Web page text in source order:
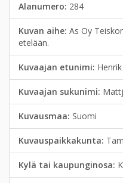
Alanumero: 284
Kuvan aihe: As Oy
etelään.
Kuvaajan etunimi: Henrik
Kuvaajan sukunimi:
Kuvausmaa: Suomi
Kuvauspaikkakunta:
Kylä tai kaupunginosa: